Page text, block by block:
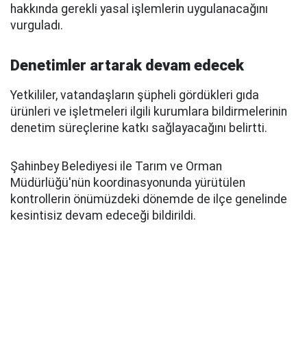
hakkında gerekli yasal işlemlerin uygulanacağını
vurguladı.
Denetimler artarak devam edecek
Yetkililer, vatandaşların şüpheli gördükleri gıda
ürünleri ve işletmeleri ilgili kurumlara bildirmelerinin
denetim süreçlerine katkı sağlayacağını belirtti.
Şahinbey Belediyesi ile Tarım ve Orman
Müdürlüğü'nün koordinasyonunda yürütülen
kontrollerin önümüzdeki dönemde de ilçe genelinde
kesintisiz devam edeceği bildirildi.